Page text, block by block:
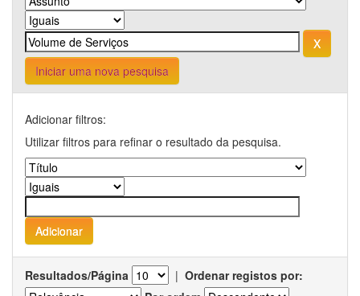
Iniciar uma nova pesquisa
Adicionar filtros:
Utilizar filtros para refinar o resultado da pesquisa.
Resultados/Página | Ordenar registos por: